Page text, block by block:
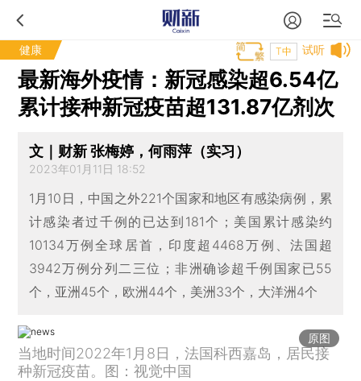
健康 试听
T中
最新海外疫情：新冠感染超6.54亿
累计接种新冠疫苗超131.87亿剂次
文｜财新 张梅婷，何雨萍（实习）
2023年01月11日 18:52
1月10日，中国之外221个国家和地区有感染病例，累
计感染者过千例的已达到181个；美国累计感染约
10134万例全球居首，印度超4468万例、法国超
3942万例分列二三位；非洲确诊超千例国家已55
个，亚洲45个，欧洲44个，美洲33个，大洋洲4个
原图
当地时间2022年1月8日，法国科西嘉岛，居民接
种新冠疫苗。图：视觉中国